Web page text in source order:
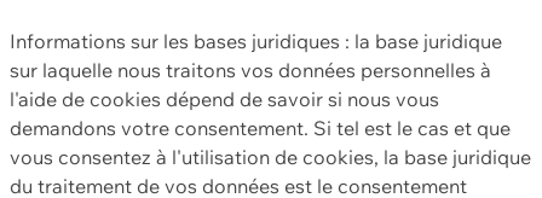
Informations sur les bases juridiques : la base juridique
sur laquelle nous traitons vos données personnelles à
l'aide de cookies dépend de savoir si nous vous
demandons votre consentement. Si tel est le cas et que
vous consentez à l'utilisation de cookies, la base juridique
du traitement de vos données est le consentement